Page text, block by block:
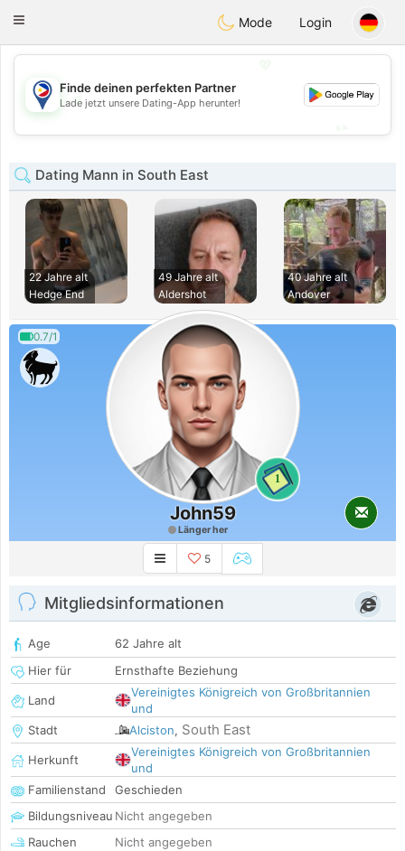
Philippines Chat
Toggle
Mode Login
💖
💕
Finde deinen perfekten Partner
Lade jetzt unsere Dating-App herunter!
Dating Mann in South East
22 Jahre alt
Hedge End
49 Jahre alt
Aldershot
40 Jahre alt
Andover
0.7/1
1
John59
Länger her
5
Mitgliedsinformationen
Age
62 Jahre alt
Hier für
Ernsthafte Beziehung
Land
Vereinigtes Königreich von Großbritannien
und
Stadt
Alciston, South East
Herkunft
Vereinigtes Königreich von Großbritannien
und
Familienstand
Geschieden
Bildungsniveau Nicht angegeben
Rauchen
Nicht angegeben